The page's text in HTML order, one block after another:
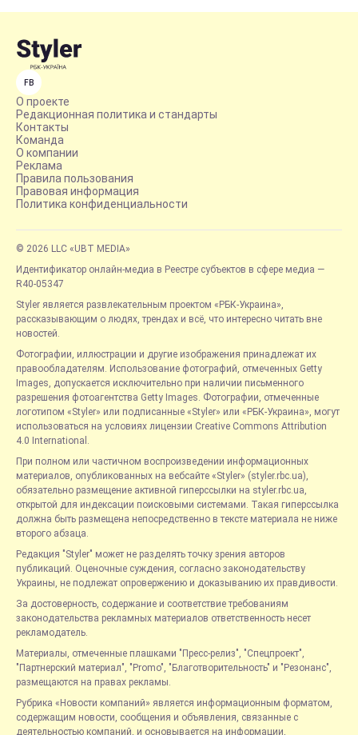
FB
О проекте
Редакционная политика и стандарты
Контакты
Команда
О компании
Реклама
Правила пользования
Правовая информация
Политика конфиденциальности
© 2026 LLC «UBT MEDIA»
Идентификатор онлайн-медиа в Реестре субъектов в сфере медиа —
R40-05347
Styler является развлекательным проектом «РБК-Украина»,
рассказывающим о людях, трендах и всё, что интересно читать вне
новостей.
Фотографии, иллюстрации и другие изображения принадлежат их
правообладателям. Использование фотографий, отмеченных Getty
Images, допускается исключительно при наличии письменного
разрешения фотоагентства Getty Images. Фотографии, отмеченные
логотипом «Styler» или подписанные «Styler» или «РБК-Украина», могут
использоваться на условиях лицензии Creative Commons Attribution
4.0 International.
При полном или частичном воспроизведении информационных
материалов, опубликованных на вебсайте «Styler» (styler.rbc.ua),
обязательно размещение активной гиперссылки на styler.rbc.ua,
открытой для индексации поисковыми системами. Такая гиперссылка
должна быть размещена непосредственно в тексте материала не ниже
второго абзаца.
Редакция "Styler" может не разделять точку зрения авторов
публикаций. Оценочные суждения, согласно законодательству
Украины, не подлежат опровержению и доказыванию их правдивости.
За достоверность, содержание и соответствие требованиям
законодательства рекламных материалов ответственность несет
рекламодатель.
Материалы, отмеченные плашками "Пресс-релиз", "Спецпроект",
"Партнерский материал", "Promo", "Благотворительность" и "Резонанс",
размещаются на правах рекламы.
Рубрика «Новости компаний» является информационным форматом,
содержащим новости, сообщения и объявления, связанные с
деятельностью компаний, и основывается на информации,